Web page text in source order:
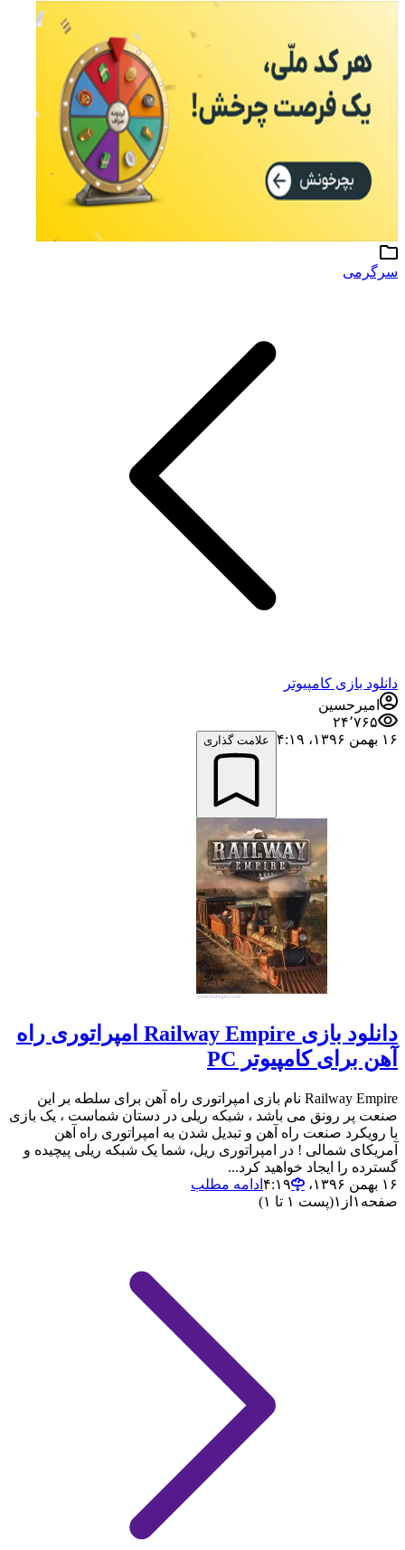
سرگرمی
دانلود بازی کامپیوتر
امیرحسین
۲۴٬۷۶۵
۱۶ بهمن ۱۳۹۶،‏ ۴:۱۹
علامت گذاری
دانلود بازی Railway Empire امپراتوری راه
آهن برای کامپیوتر PC
Railway Empire نام بازی امپراتوری راه آهن برای سلطه بر این
صنعت پر رونق می باشد ، شبکه ریلی در دستان شماست ، یک بازی
با رویکرد صنعت راه آهن و تبدیل شدن به امپراتوری راه آهن
آمریکای شمالی ! در امپراتوری ریل، شما یک شبکه ریلی پیچیده و
گسترده را ایجاد خواهید کرد...
۱۶ بهمن ۱۳۹۶،‏ ۴:۱۹
ادامه مطلب
صفحه ۱ از ۱(پست ۱ تا ۱)